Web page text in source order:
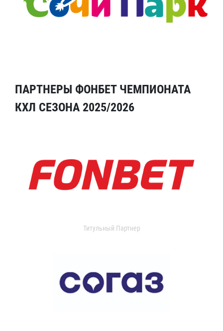
ПАРТНЕРЫ ФОНБЕТ ЧЕМПИОНАТА
КХЛ СЕЗОНА 2025/2026
Титульный Партнер